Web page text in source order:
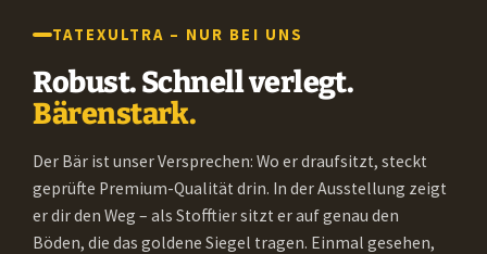
TATEXULTRA – NUR BEI UNS
Robust. Schnell verlegt.
Bärenstark.
Der Bär ist unser Versprechen: Wo er draufsitzt, steckt
geprüfte Premium-Qualität drin. In der Ausstellung zeigt
er dir den Weg – als Stofftier sitzt er auf genau den
Böden, die das goldene Siegel tragen. Einmal gesehen,